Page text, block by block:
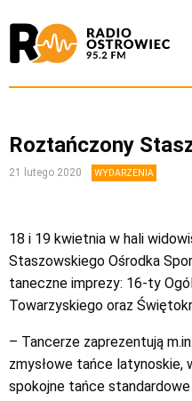
Roztańczony
21 lutego 2020 WYDARZENIA
18 i 19 kwietnia w hali
Staszowskiego Ośrodka
taneczne imprezy: 16-ty
Towarzyskiego oraz
– Tancerze zaprezentują
zmysłowe tańce latynoskie,
spokojne tańce